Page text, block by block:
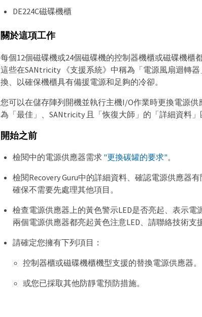
DE224C磁碟機櫃
關於這項工作
每個12個磁碟機或24個磁碟機的控制器機櫃或磁碟機櫃
這些在SANtricity 《支援系統》中稱為「電源風扇迴轉
換、以確保機櫃具有備援電源和足夠的冷卻。
您可以在儲存陣列開機並執行主機I/O作業時更換電源
為「最佳」、SANtricity 且「恢復大師」的「詳細資料
開始之前
檢閱中的電源供應器需求 "更換碳罐的要求"。
檢閱Recovery Guru中的詳細資料、確認電源供應器
確保不需要先處理其他項目。
檢查電源供應器上的黃色警示LED是否亮起、表示
兩個電源供應器都亮起黃色注意LED、請聯絡技術支
請確定您擁有下列項目：
控制器櫃或磁碟機櫃機型支援的替換電源供應器。
或您已採取其他防靜電預防措施。